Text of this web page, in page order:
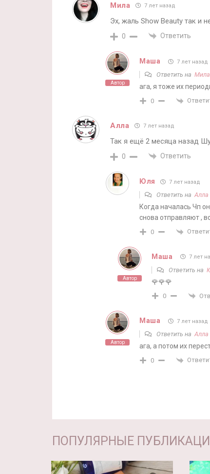
Мила 7 лет назад
Эх, жаль Show Beauty так и
0 Ответить
Автор
Маша 7 лет назад
Ответить на Мила
ага, я тоже их
0
Алла 7 лет назад
Так я ещё 2 месяца назад
0 Ответить
Юля 7 лет назад
Ответить наАлла
Когда началась Чп
снова отправляют ,
0
Автор
Маша 7 лет
Ответить на
🌹🌹🌹
0
Автор
Маша 7 лет назад
Ответить наАлла
ага, а потом их
0
ПОПУЛЯРНЫЕ